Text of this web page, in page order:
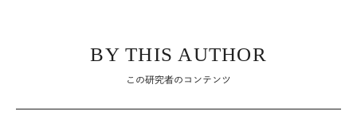
BY THIS AUTHOR
この研究者のコンテンツ